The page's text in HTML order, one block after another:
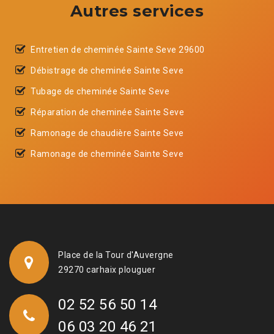
Autres services
Entretien de cheminée Sainte Seve 29600
Débistrage de cheminée Sainte Seve
Tubage de cheminée Sainte Seve
Réparation de cheminée Sainte Seve
Ramonage de chaudière Sainte Seve
Ramonage de cheminée Sainte Seve
Place de la Tour d'Auvergne
29270 carhaix plouguer
02 52 56 50 14
06 03 20 46 21